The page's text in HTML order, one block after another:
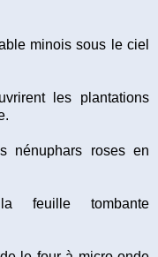
minois sous le ciel
les plantations
nénuphars roses en
feuille tombante